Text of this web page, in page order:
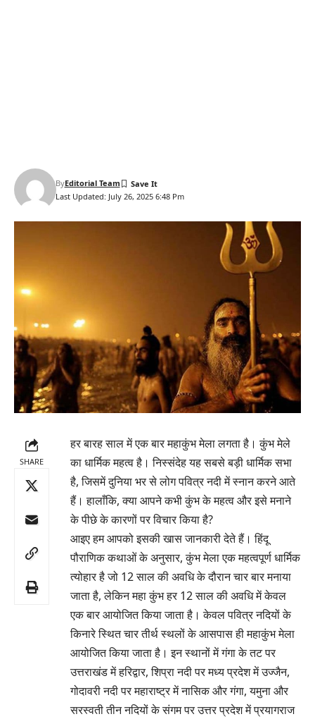
Last Updated: July 26, 2025 6:48 Pm
ByEditorial Team
SHARE
हर बारह साल में एक बार महाकुंभ मेला लगता है। कुंभ मेले
का धार्मिक महत्व है। निस्संदेह यह सबसे बड़ी धार्मिक सभा
है, जिसमें दुनिया भर से लोग पवित्र नदी में स्नान करने आते
हैं। हालाँकि, क्या आपने कभी कुंभ के महत्व और इसे मनाने
के पीछे के कारणों पर विचार किया है?
आइए हम आपको इसकी खास जानकारी देते हैं। हिंदू
पौराणिक कथाओं के अनुसार, कुंभ मेला एक महत्वपूर्ण धार्मिक
त्योहार है जो 12 साल की अवधि के दौरान चार बार मनाया
जाता है, लेकिन महा कुंभ हर 12 साल की अवधि में केवल
एक बार आयोजित किया जाता है। केवल पवित्र नदियों के
किनारे स्थित चार तीर्थ स्थलों के आसपास ही महाकुंभ मेला
आयोजित किया जाता है। इन स्थानों में गंगा के तट पर
उत्तराखंड में हरिद्वार, शिप्रा नदी पर मध्य प्रदेश में उज्जैन,
गोदावरी नदी पर महाराष्ट्र में नासिक और गंगा, यमुना और
सरस्वती तीन नदियों के संगम पर उत्तर प्रदेश में प्रयागराज